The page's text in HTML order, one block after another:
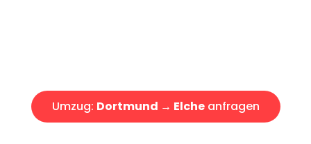
Umzug: Dortmund → Elcheanfragen